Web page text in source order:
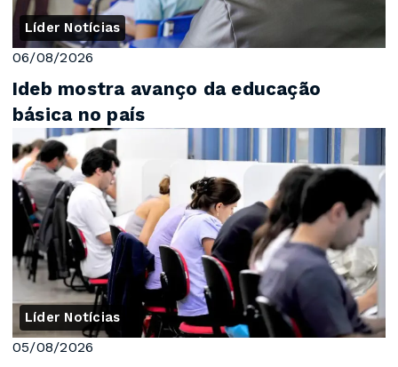
Líder Notícias
06/08/2026
Ideb mostra avanço da educação
básica no país
Líder Notícias
05/08/2026